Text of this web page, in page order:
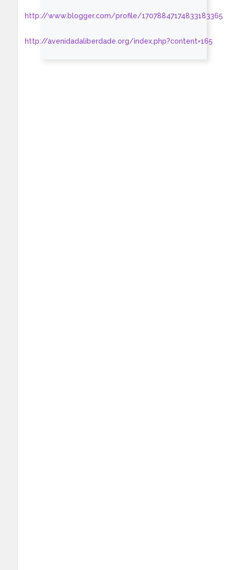
http://www.blogger.com/profile/17078847174833183365
http://avenidadaliberdade.org/index.php?content=165